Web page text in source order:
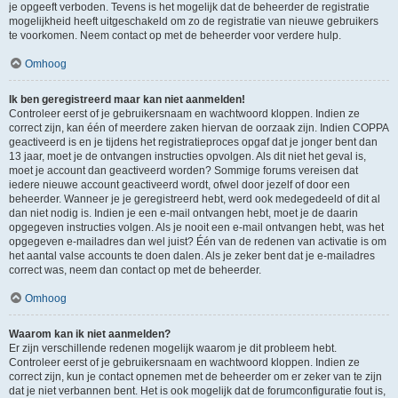
je opgeeft verboden. Tevens is het mogelijk dat de beheerder de registratie
mogelijkheid heeft uitgeschakeld om zo de registratie van nieuwe gebruikers
te voorkomen. Neem contact op met de beheerder voor verdere hulp.
Omhoog
Ik ben geregistreerd maar kan niet aanmelden!
Controleer eerst of je gebruikersnaam en wachtwoord kloppen. Indien ze
correct zijn, kan één of meerdere zaken hiervan de oorzaak zijn. Indien COPPA
geactiveerd is en je tijdens het registratieproces opgaf dat je jonger bent dan
13 jaar, moet je de ontvangen instructies opvolgen. Als dit niet het geval is,
moet je account dan geactiveerd worden? Sommige forums vereisen dat
iedere nieuwe account geactiveerd wordt, ofwel door jezelf of door een
beheerder. Wanneer je je geregistreerd hebt, werd ook medegedeeld of dit al
dan niet nodig is. Indien je een e-mail ontvangen hebt, moet je de daarin
opgegeven instructies volgen. Als je nooit een e-mail ontvangen hebt, was het
opgegeven e-mailadres dan wel juist? Één van de redenen van activatie is om
het aantal valse accounts te doen dalen. Als je zeker bent dat je e-mailadres
correct was, neem dan contact op met de beheerder.
Omhoog
Waarom kan ik niet aanmelden?
Er zijn verschillende redenen mogelijk waarom je dit probleem hebt.
Controleer eerst of je gebruikersnaam en wachtwoord kloppen. Indien ze
correct zijn, kun je contact opnemen met de beheerder om er zeker van te zijn
dat je niet verbannen bent. Het is ook mogelijk dat de forumconfiguratie fout is,